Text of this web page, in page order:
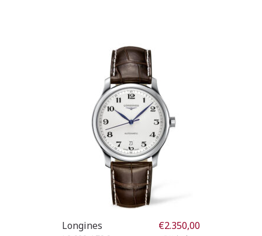
Longines €2.350,00